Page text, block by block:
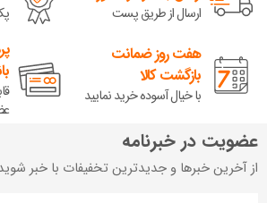
ارسال از طریق پست
هفت روز ضمانت
بازگشت کالا
با خیال آسوده خرید نمایید
عضویت در خبرنامه
از آخرین خبرها و جدیدترین تخفیفات با خبر